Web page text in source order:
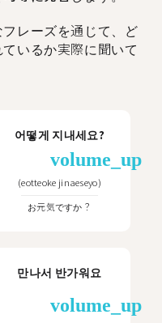
レーズを通じて、ど
いるか実際に聞いて
어떻게 지내세요?
volume_up
(eotteoke jinaeseyo)
お元気ですか？
만나서 반가워요
volume_up